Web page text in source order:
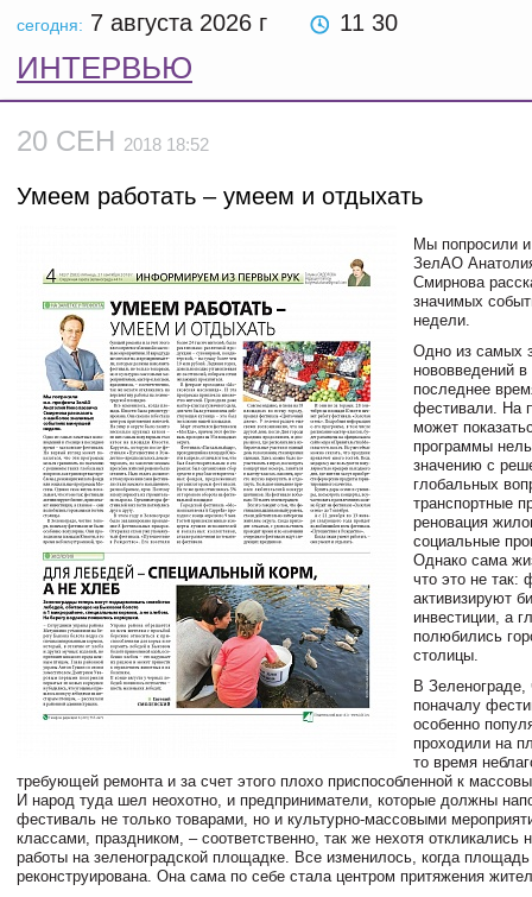
сегодня: 7 августа 2026 г 11 30
ИНТЕРВЬЮ
20 СЕН 2018 18:52
Умеем работать – умеем и отдыхать
Мы попросили
ЗелАО
Смирнова
значимых
недели.
Одно из самых
нововведений в
последнее
фестивали. На
может
программы
значению с
глобальных
транспортные
реновация
социальные
Однако сама
что это не так:
активизируют
инвестиции, а
полюбились
столицы.
В Зеленограде,
поначалу
особенно
проходили на
то время
требующей ремонта и за счет этого плохо приспособленной к
И народ туда шел неохотно, и предприниматели, которые должны
фестиваль не только товарами, но и культурно-массовыми
классами, праздником, – соответственно, так же нехотя откликались
работы на зеленоградской площадке. Все изменилось, когда
реконструирована. Она сама по себе стала центром притяжения